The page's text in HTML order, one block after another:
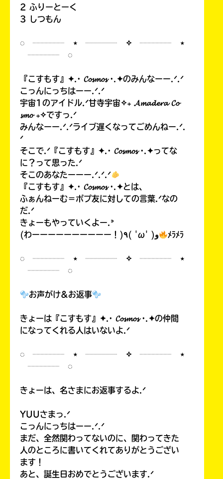
2 ふりーとーく
3 しつもん
◌ ┈┈┈┈ ⋆ ┈┈┈┈ ✧ ┈┈┈┈ ⋆
┈┈┈┈ ◌
『こすもす』✦.· 𝓒𝓸𝓼𝓶𝓸𝓼 ·.✦のみんなーー.ᐟ.ᐟ
こっんにっちはーー.ᐟ.ᐟ
宇宙1のアイドル.ᐟ甘寺宇宙✧₊ 𝓐𝓶𝓪𝓭𝓮𝓻𝓪 𝓒𝓸
𝓼𝓶𝓸 ₊✧ですっ.ᐟ
みんなーー.ᐟ.ᐟライブ遅くなってごめんねー.ᐟ.
ᐟ
そこで.ᐟ『こすもす』✦.· 𝓒𝓸𝓼𝓶𝓸𝓼 ·.✦ってな
に？って思った.ᐟ
そこのあなたーーー.ᐟ.ᐟ.ᐟ
『こすもす』✦.· 𝓒𝓸𝓼𝓶𝓸𝓼 ·.✦とは、
ふぁんねーむ＝ポプ友に対しての言葉.ᐟなの
だ.ᐟ
きょーもやっていくよー.ᐣ
(わーーーーーーーーーー！)٩( 'ω' )و
ﾒﾗﾒﾗ
◌ ┈┈┈┈ ⋆ ┈┈┈┈ ✧ ┈┈┈┈ ⋆
┈┈┈┈ ◌
お声がけ&お返事
きょーは『こすもす』✦.· 𝓒𝓸𝓼𝓶𝓸𝓼 ·.✦の仲間
になってくれる人はいないよ.ᐟ
◌ ┈┈┈┈ ⋆ ┈┈┈┈ ✧ ┈┈┈┈ ⋆
┈┈┈┈ ◌
きょーは、名さまにお返事するよ.ᐟ
YUUさまっ.ᐟ
こっんにっちはーー.ᐟ.ᐟ
まだ、全然関わってないのに、関わってきた
人のところに書いてくれてありがとうござい
ます！
あと、誕生日おめでとうございます.ᐟ